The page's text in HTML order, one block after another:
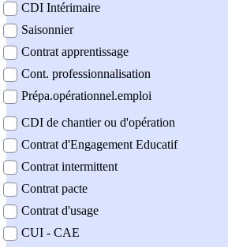
CDI Intérimaire
Saisonnier
Contrat apprentissage
Cont. professionnalisation
Prépa.opérationnel.emploi
CDI de chantier ou d'opération
Contrat d'Engagement Educatif
Contrat intermittent
Contrat pacte
Contrat d'usage
CUI - CAE